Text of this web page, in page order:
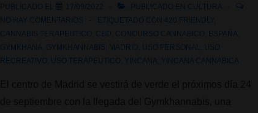
PUBLICADO EL 17/09/2022 PUBLICADO EN CULTURA
NO HAY COMENTARIOS
ETIQUETADO CON 420 FRIENDLY
CANNABIS TERAPEUTICO
CBD CONCURSO CANNABICO ESPAÑA
GYMKHANA
GYMKHANNABIS MADRID USO PERSONAL
USO
RECREATIVO
USO TERAPEUTICO YINCANA YINCANA CANNABICA